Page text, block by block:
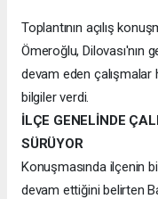
Toplantının açılış
Ömeroğlu, Dilovası'nın
devam eden çalışmalar
bilgiler verdi.
İLÇE GENELİNDE
SÜRÜYOR
Konuşmasında ilçenin
devam ettiğini belirten